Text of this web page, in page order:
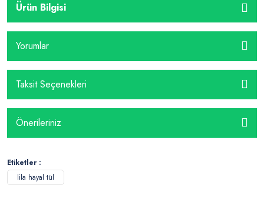
Ürün Bilgisi
Yorumlar
Taksit Seçenekleri
Önerileriniz
Etiketler :
lila hayal tül